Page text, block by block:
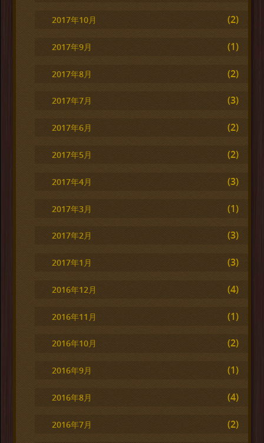
2017年10月 (2)
2017年9月 (1)
2017年8月 (2)
2017年7月 (3)
2017年6月 (2)
2017年5月 (2)
2017年4月 (3)
2017年3月 (1)
2017年2月 (3)
2017年1月 (3)
2016年12月 (4)
2016年11月 (1)
2016年10月 (2)
2016年9月 (1)
2016年8月 (4)
2016年7月 (2)